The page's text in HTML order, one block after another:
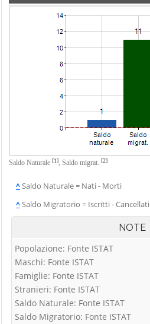
Saldo Naturale [1], Saldo migrat. [2]
^Saldo Naturale = Nati - Morti
^Saldo Migratorio = Iscritti - Cancellati
NOTE
Popolazione: Fonte ISTAT
Maschi: Fonte ISTAT
Famiglie: Fonte ISTAT
Stranieri: Fonte ISTAT
Saldo Naturale: Fonte ISTAT
Saldo Migratorio: Fonte ISTAT